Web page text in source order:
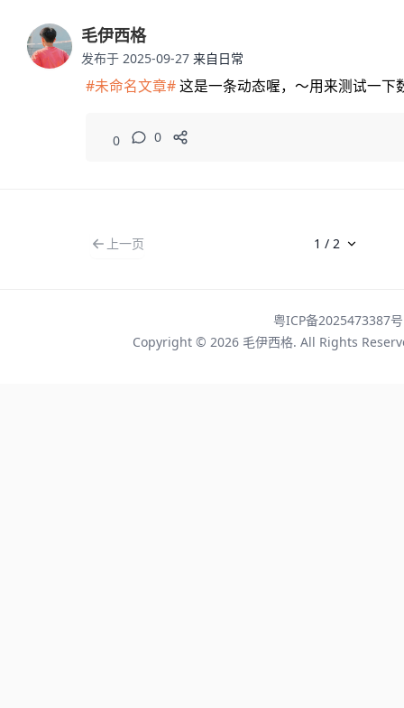
毛伊西格
发布于 2025-09-27 来自日常
#未命名文章#这是一条动态喔，～用来测试一下
0 0
上一页
粤ICP备2025473387号
Copyright © 2026 毛伊西格. All Rights